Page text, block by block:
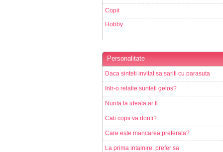
Copii
Hobby
Personalitate
Daca sinteti invitat sa sariti cu parasuta
Intr-o relatie sunteti gelos?
Nunta ta ideala ar fi
Cati copii va doriti?
Care este mancarea preferata?
La prima intalnire, prefer sa